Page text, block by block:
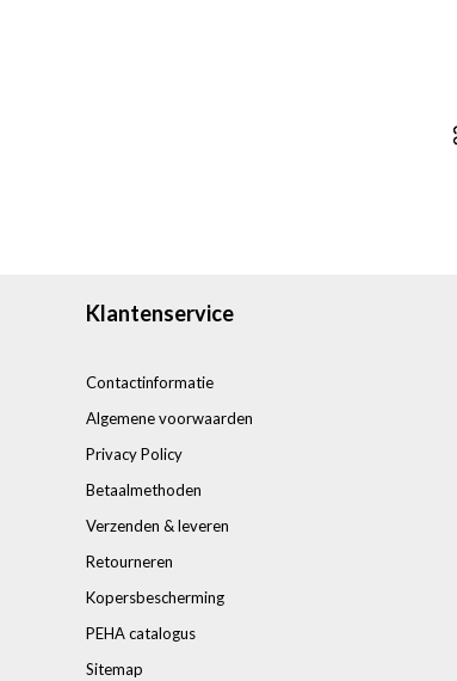
Klantenservice
Contactinformatie
Algemene voorwaarden
Privacy Policy
Betaalmethoden
Verzenden & leveren
Retourneren
Kopersbescherming
PEHA catalogus
Sitemap